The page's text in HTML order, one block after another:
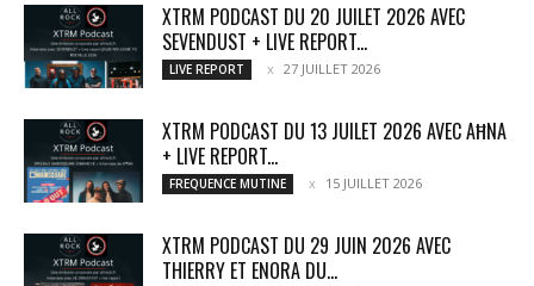
XTRM PODCAST DU 20 JUILET 2026 AVEC
SEVENDUST + LIVE REPORT...
LIVE REPORT 27 JUILLET 2026
XTRM PODCAST DU 13 JUILET 2026 AVEC AĦNA
+ LIVE REPORT...
FREQUENCE MUTINE 15 JUILLET 2026
XTRM PODCAST DU 29 JUIN 2026 AVEC
THIERRY ET ENORA DU...